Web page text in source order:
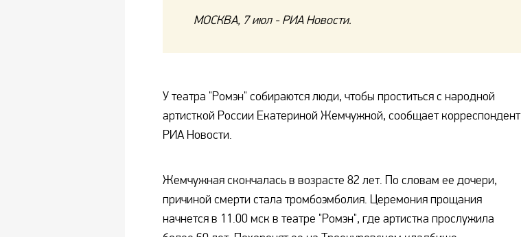
МОСКВА, 7 июл - РИА Новости.
У театра "Ромэн" собираются люди, чтобы проститься с народной
артисткой России Екатериной Жемчужной, сообщает корреспондент
РИА Новости.
Жемчужная скончалась в возрасте 82 лет. По словам ее дочери,
причиной смерти стала тромбоэмболия. Церемония прощания
начнется в 11.00 мск в театре "Ромэн", где артистка прослужила